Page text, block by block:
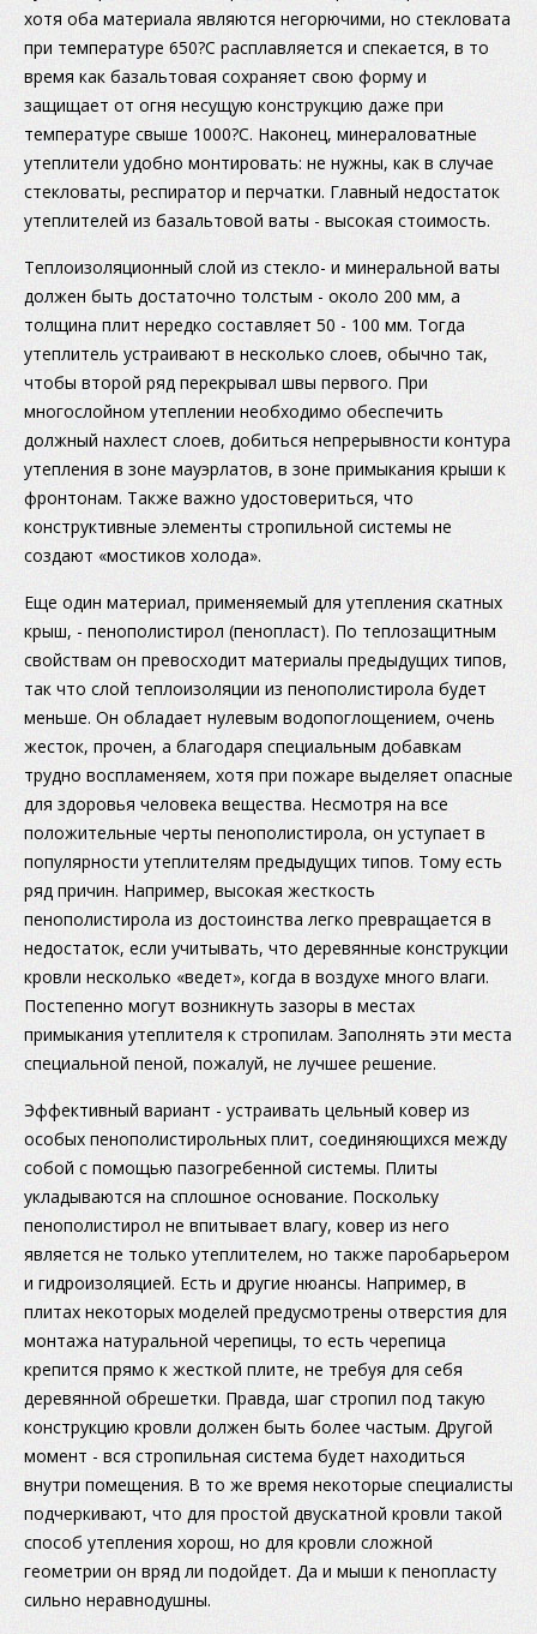
хотя оба материала являются негорючими, но стекловата
при температуре 650?С расплавляется и спекается, в то
время как базальтовая сохраняет свою форму и
защищает от огня несущую конструкцию даже при
температуре свыше 1000?С. Наконец, минераловатные
утеплители удобно монтировать: не нужны, как в случае
стекловаты, респиратор и перчатки. Главный недостаток
утеплителей из базальтовой ваты - высокая стоимость.
Теплоизоляционный слой из стекло- и минеральной ваты
должен быть достаточно толстым - около 200 мм, а
толщина плит нередко составляет 50 - 100 мм. Тогда
утеплитель устраивают в несколько слоев, обычно так,
чтобы второй ряд перекрывал швы первого. При
многослойном утеплении необходимо обеспечить
должный нахлест слоев, добиться непрерывности контура
утепления в зоне мауэрлатов, в зоне примыкания крыши к
фронтонам. Также важно удостовериться, что
конструктивные элементы стропильной системы не
создают «мостиков холода».
Еще один материал, применяемый для утепления скатных
крыш, - пенополистирол (пенопласт). По теплозащитным
свойствам он превосходит материалы предыдущих типов,
так что слой теплоизоляции из пенополистирола будет
меньше. Он обладает нулевым водопоглощением, очень
жесток, прочен, а благодаря специальным добавкам
трудно воспламеняем, хотя при пожаре выделяет опасные
для здоровья человека вещества. Несмотря на все
положительные черты пенополистирола, он уступает в
популярности утеплителям предыдущих типов. Тому есть
ряд причин. Например, высокая жесткость
пенополистирола из достоинства легко превращается в
недостаток, если учитывать, что деревянные конструкции
кровли несколько «ведет», когда в воздухе много влаги.
Постепенно могут возникнуть зазоры в местах
примыкания утеплителя к стропилам. Заполнять эти места
специальной пеной, пожалуй, не лучшее решение.
Эффективный вариант - устраивать цельный ковер из
особых пенополистирольных плит, соединяющихся между
собой с помощью пазогребенной системы. Плиты
укладываются на сплошное основание. Поскольку
пенополистирол не впитывает влагу, ковер из него
является не только утеплителем, но также паробарьером
и гидроизоляцией. Есть и другие нюансы. Например, в
плитах некоторых моделей предусмотрены отверстия для
монтажа натуральной черепицы, то есть черепица
крепится прямо к жесткой плите, не требуя для себя
деревянной обрешетки. Правда, шаг стропил под такую
конструкцию кровли должен быть более частым. Другой
момент - вся стропильная система будет находиться
внутри помещения. В то же время некоторые специалисты
подчеркивают, что для простой двускатной кровли такой
способ утепления хорош, но для кровли сложной
геометрии он вряд ли подойдет. Да и мыши к пенопласту
сильно неравнодушны.